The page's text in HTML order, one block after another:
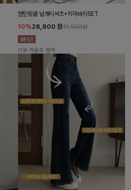
헨틴링클 날개티셔츠+치마바지SET
10%28,800 원31,900원
리뷰 카운트 영역